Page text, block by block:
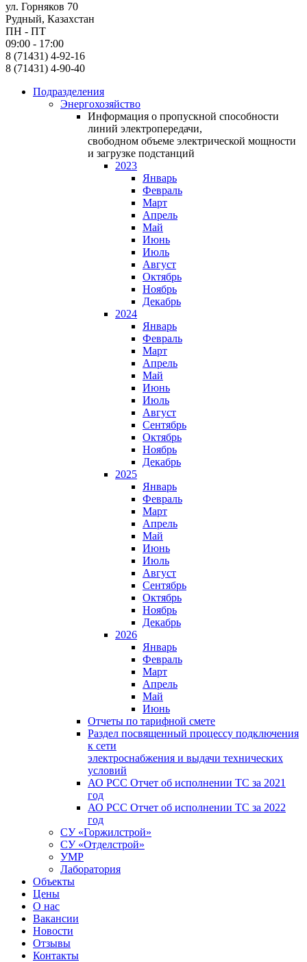
ул. Горняков 70
Рудный, Казахстан
ПН - ПТ
09:00 - 17:00
8 (71431) 4-92-16
8 (71431) 4-90-40
Подразделения
Энергохозяйство
Информация о пропускной способности
линий электропередачи,
свободном объеме электрической мощности
и загрузке подстанций
2023
Январь
Февраль
Март
Апрель
Май
Июнь
Июль
Август
Октябрь
Ноябрь
Декабрь
2024
Январь
Февраль
Март
Апрель
Май
Июнь
Июль
Август
Сентябрь
Октябрь
Ноябрь
Декабрь
2025
Январь
Февраль
Март
Апрель
Май
Июнь
Июль
Август
Сентябрь
Октябрь
Ноябрь
Декабрь
2026
Январь
Февраль
Март
Апрель
Май
Июнь
Отчеты по тарифной смете
Раздел посвященный процессу подключения
к сети
электроснабжения и выдачи технических
условий
АО РСС Отчет об исполнении ТС за 2021
год
АО РСС Отчет об исполнении ТС за 2022
год
СУ «Горжилстрой»
СУ «Отделстрой»
УМР
Лаборатория
Объекты
Цены
О нас
Вакансии
Новости
Отзывы
Контакты